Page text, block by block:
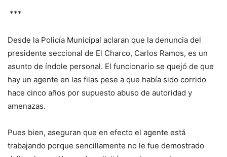
***
Desde la Policía Municipal aclaran que la denuncia del
presidente seccional de El Charco, Carlos Ramos, es un
asunto de índole personal. El funcionario se quejó de que
hay un agente en las filas pese a que había sido corrido
hace cinco años por supuesto abuso de autoridad y
amenazas.
Pues bien, aseguran que en efecto el agente está
trabajando porque sencillamente no le fue demostrado